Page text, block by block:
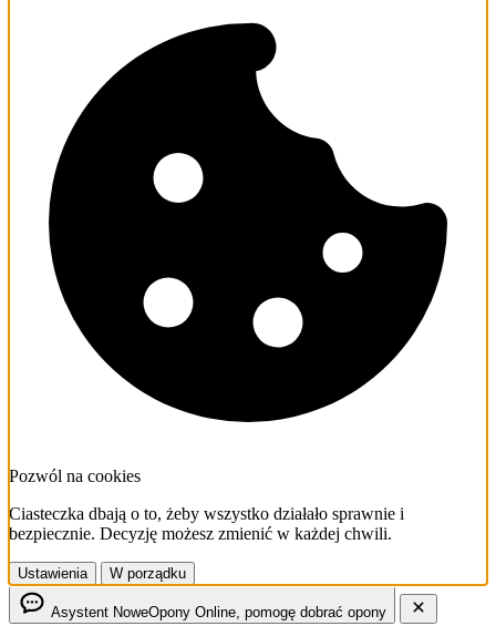
Pozwól na cookies
Ciasteczka dbają o to, żeby wszystko działało sprawnie i
bezpiecznie. Decyzję możesz zmienić w każdej chwili.
Ustawienia W porządku
Asystent NoweOpony Online, pomogę dobrać opony